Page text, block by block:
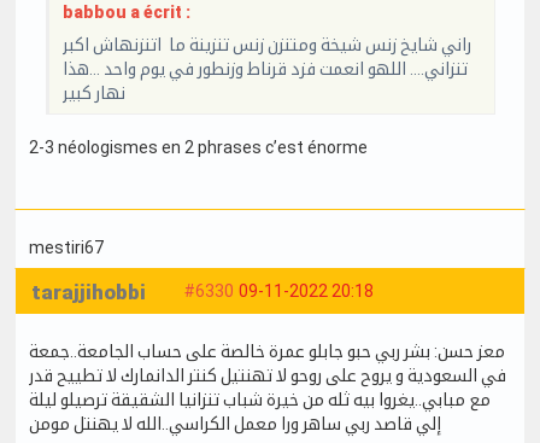
babbou a écrit :
راني شايخ زنس شيخة ومتنزن زنس تنزينة ما اتنزنهاش اكبر
تنزاني.... اللهو انعمت فزد قرناط وزنطور في يوم واحد ...هذا
نهار كبير
2-3 néologismes en 2 phrases c’est énorme
mestiri67
#6330 09-11-2022 20:18
tarajjihobbi
معز حسن: بشر ربي حبو جابلو عمرة خالصة على حساب الجامعة..جمعة
في السعودية و يروح على روحو لا تهنتيل كنتر الدانمارك لا تطييح قدر
مع مبابي..يغروا بيه ثله من خيرة شباب تنزانيا الشقيقة ترصيلو ليلة
إلي قاصد ربي ساهر ورا معمل الكراسي..الله لا يهنتل مومن